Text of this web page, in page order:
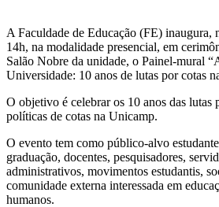
A Faculdade de Educação (FE) inaugura,
14h, na modalidade presencial, em
Salão Nobre da unidade, o Painel-mural
Universidade: 10 anos de lutas por cotas
O objetivo é celebrar os 10 anos das lutas
políticas de cotas na Unicamp.
O evento tem como público-alvo
graduação, docentes, pesquisadores,
administrativos, movimentos estudantis,
comunidade externa interessada em
humanos.